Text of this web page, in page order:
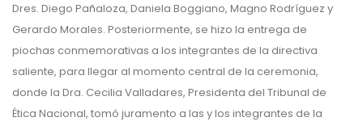
Dres. Diego Pañaloza, Daniela Boggiano, Magno Rodríguez y
Gerardo Morales. Posteriormente, se hizo la entrega de
piochas conmemorativas a los integrantes de la directiva
saliente, para llegar al momento central de la ceremonia,
donde la Dra. Cecilia Valladares, Presidenta del Tribunal de
Ética Nacional, tomó juramento a las y los integrantes de la